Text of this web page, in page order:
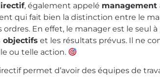
, également appelé
qui fait bien la distinction entre le
ordres. En effet, le manager est le seul
objectifs et les résultats prévus. Il ne
ou telle action.
permet d’avoir des équipes de